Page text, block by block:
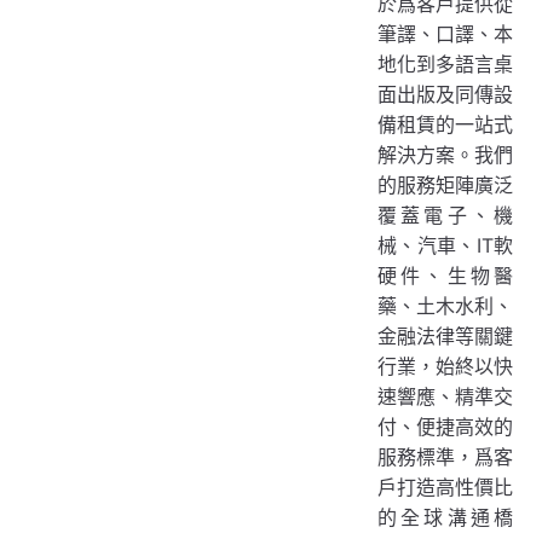
筆譯、口譯、本
地化到多語言桌
面出版及同傳設
備租賃的一站式
解決方案。我們
的服務矩陣廣泛
覆蓋電子、機
械、汽車、IT軟
硬件、生物醫
藥、土木水利、
金融法律等關鍵
行業，始終以快
速響應、精準交
付、便捷高效的
服務標準，爲客
戶打造高性價比
的全球溝通橋